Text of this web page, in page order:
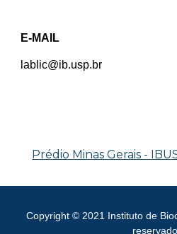
E-MAIL
lablic@ib.usp.br
Prédio Minas Gerais -
Copyright © 2021 Instituto de